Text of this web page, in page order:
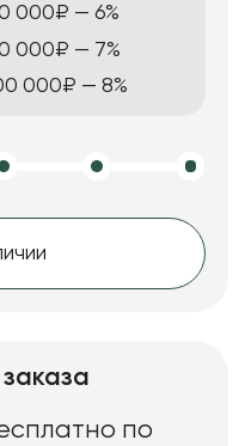
000₽ — 6%
000₽ — 7%
000₽ — 8%
по